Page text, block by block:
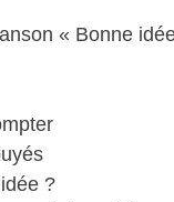
« Bonne
?